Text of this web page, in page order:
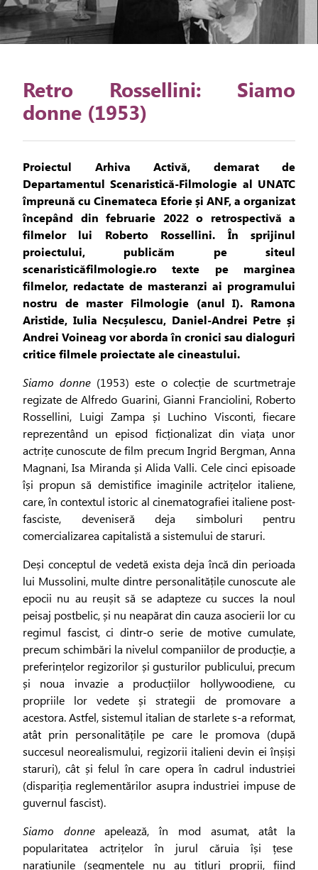
Retro Rossellini: Siamo
donne (1953)
Proiectul Arhiva Activă, demarat de
Departamentul Scenaristică-Filmologie al UNATC
împreună cu Cinemateca Eforie și ANF, a organizat
începând din februarie 2022 o retrospectivă a
filmelor lui Roberto Rossellini. În sprijinul
proiectului, publicăm pe siteul
scenaristicăfilmologie.ro texte pe marginea
filmelor, redactate de masteranzi ai programului
nostru de master Filmologie (anul I). Ramona
Aristide, Iulia Necșulescu, Daniel-Andrei Petre și
Andrei Voineag vor aborda în cronici sau dialoguri
critice filmele proiectate ale cineastului.
Siamo donne (1953) este o colecție de scurtmetraje
regizate de Alfredo Guarini, Gianni Franciolini, Roberto
Rossellini, Luigi Zampa și Luchino Visconti, fiecare
reprezentând un episod ficționalizat din viața unor
actrițe cunoscute de film precum Ingrid Bergman, Anna
Magnani, Isa Miranda și Alida Valli. Cele cinci episoade
își propun să demistifice imaginile actrițelor italiene,
care, în contextul istoric al cinematografiei italiene post-
fasciste, deveniseră deja simboluri pentru
comercializarea capitalistă a sistemului de staruri.
Deși conceptul de vedetă exista deja încă din perioada
lui Mussolini, multe dintre personalitățile cunoscute ale
epocii nu au reușit să se adapteze cu succes la noul
peisaj postbelic, și nu neapărat din cauza asocierii lor cu
regimul fascist, ci dintr-o serie de motive cumulate,
precum schimbări la nivelul companiilor de producție, a
preferințelor regizorilor și gusturilor publicului, precum
și noua invazie a producțiilor hollywoodiene, cu
propriile lor vedete și strategii de promovare a
acestora. Astfel, sistemul italian de starlete s-a reformat,
atât prin personalitățile pe care le promova (după
succesul neorealismului, regizorii italieni devin ei înșiși
staruri), cât și felul în care opera în cadrul industriei
(dispariția reglementărilor asupra industriei impuse de
guvernul fascist).
Siamo donneapelează, în mod asumat, atât la
popularitatea actrițelor în jurul căruia își țese
narațiunile (segmentele nu au titluri proprii, fiind